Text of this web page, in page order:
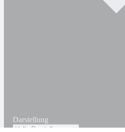
Darstellung